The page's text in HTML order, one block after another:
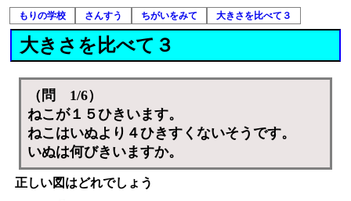
もりの学校 さんすう ちがいをみて 大きさを比べて３
大きさを比べて３
（問 1/6）
ねこが１５ひきいます。
ねこはいぬより４ひきすくないそうです。
いぬは何びきいますか。
正しい図はどれでしょう